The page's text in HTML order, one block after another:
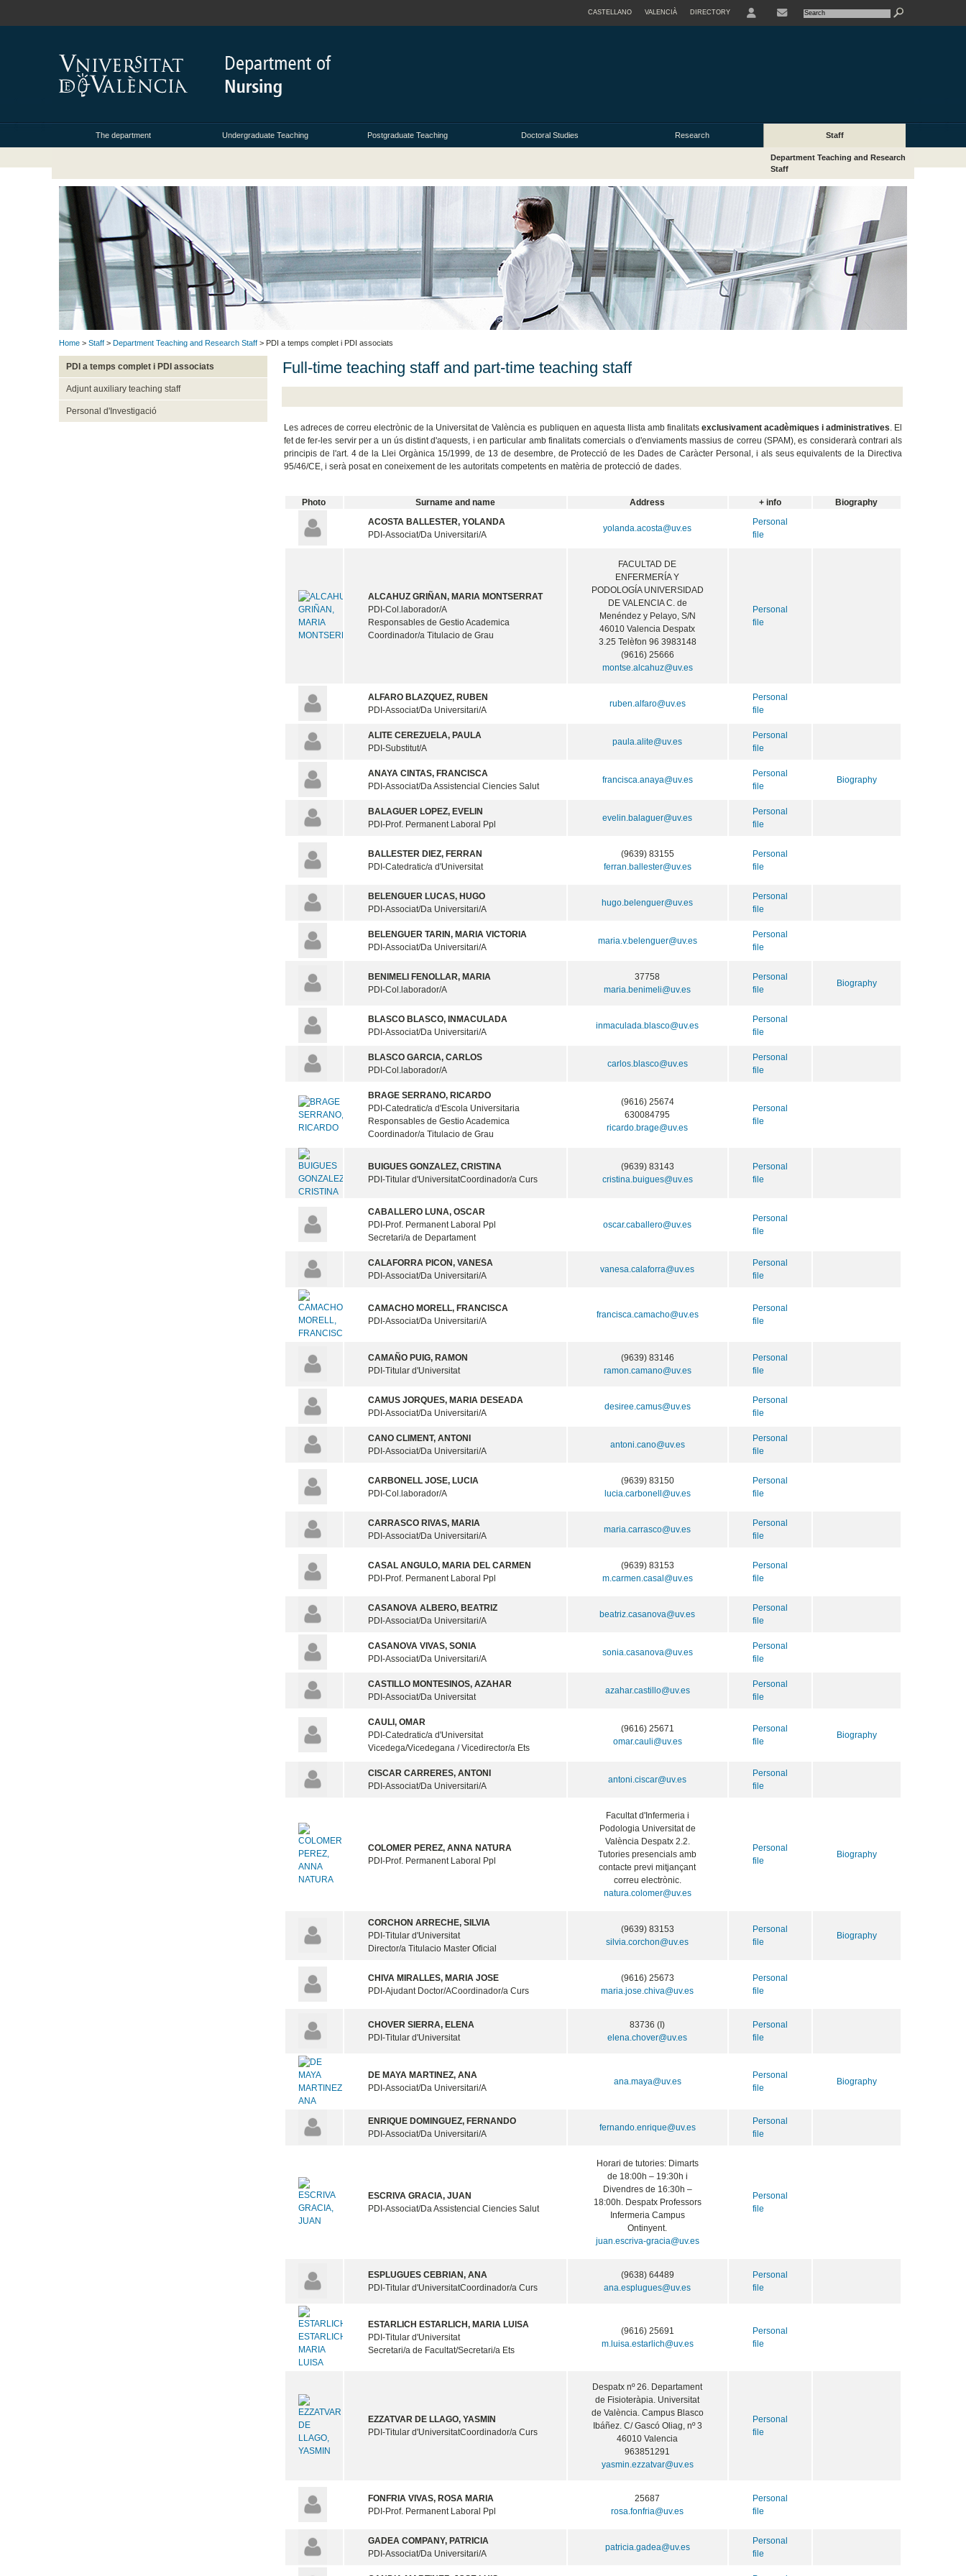
CASTELLANO VALENCIÀ DIRECTORY
The department Undergraduate Teaching Postgraduate Teaching Doctoral Studies Research Staff
Department Teaching and Research
Staff
Home > Staff > Department Teaching and Research Staff > PDI a temps complet i PDI associats
PDI a temps complet i PDI associats
Adjunt auxiliary teaching staff
Personal d'Investigació
Full-time teaching staff and part-time teaching staff
Les adreces de correu electrònic de la Universitat de València es publiquen en aquesta llista amb finalitatsexclusivament acadèmiques i administratives . El
fet de fer-les servir per a un ús distint d'aquests, i en particular amb finalitats comercials o d'enviaments massius de correu (SPAM), es considerarà contrari als
principis de l'art. 4 de la Llei Orgànica 15/1999, de 13 de desembre, de Protecció de les Dades de Caràcter Personal, i als seus equivalents de la Directiva
95/46/CE, i serà posat en coneixement de les autoritats competents en matèria de protecció de dades.
Photo Surname and name Address + info
Biography
ACOSTA BALLESTER, YOLANDA
PDI-Associat/Da Universitari/A
yolanda.acosta@uv.es
Personal
file
ALCAHUZ GRIÑAN, MARIA MONTSERRAT
PDI-Col.laborador/A
Responsables de Gestio Academica
Coordinador/a Titulacio de Grau
FACULTAD DE
ENFERMERÍA Y
PODOLOGÍA UNIVERSIDAD
DE VALENCIA C. de
Menéndez y Pelayo, S/N
46010 Valencia Despatx
3.25 Telèfon 96 3983148
(9616) 25666
montse.alcahuz@uv.es
Personal
file
ALFARO BLAZQUEZ, RUBEN
PDI-Associat/Da Universitari/A
ruben.alfaro@uv.es
Personal
file
ALITE CEREZUELA, PAULA
PDI-Substitut/A
paula.alite@uv.es
Personal
file
ANAYA CINTAS, FRANCISCA
PDI-Associat/Da Assistencial Ciencies Salut
francisca.anaya@uv.es
Personal
file
Biography
BALAGUER LOPEZ, EVELIN
PDI-Prof. Permanent Laboral Ppl
evelin.balaguer@uv.es
Personal
file
BALLESTER DIEZ, FERRAN
PDI-Catedratic/a d'Universitat
(9639) 83155
ferran.ballester@uv.es
Personal
file
BELENGUER LUCAS, HUGO
PDI-Associat/Da Universitari/A
hugo.belenguer@uv.es
Personal
file
BELENGUER TARIN, MARIA VICTORIA
PDI-Associat/Da Universitari/A
maria.v.belenguer@uv.es
Personal
file
BENIMELI FENOLLAR, MARIA
PDI-Col.laborador/A
37758
maria.benimeli@uv.es
Personal
file
Biography
BLASCO BLASCO, INMACULADA
PDI-Associat/Da Universitari/A
inmaculada.blasco@uv.es
Personal
file
BLASCO GARCIA, CARLOS
PDI-Col.laborador/A
carlos.blasco@uv.es
Personal
file
BRAGE SERRANO, RICARDO
PDI-Catedratic/a d'Escola Universitaria
Responsables de Gestio Academica
Coordinador/a Titulacio de Grau
(9616) 25674
630084795
ricardo.brage@uv.es
Personal
file
BUIGUES GONZALEZ, CRISTINA
PDI-Titular d'UniversitatCoordinador/a Curs
(9639) 83143
cristina.buigues@uv.es
Personal
file
CABALLERO LUNA, OSCAR
PDI-Prof. Permanent Laboral Ppl
Secretari/a de Departament
oscar.caballero@uv.es
Personal
file
CALAFORRA PICON, VANESA
PDI-Associat/Da Universitari/A
vanesa.calaforra@uv.es
Personal
file
CAMACHO MORELL, FRANCISCA
PDI-Associat/Da Universitari/A
francisca.camacho@uv.es
Personal
file
CAMAÑO PUIG, RAMON
PDI-Titular d'Universitat
(9639) 83146
ramon.camano@uv.es
Personal
file
CAMUS JORQUES, MARIA DESEADA
PDI-Associat/Da Universitari/A
desiree.camus@uv.es
Personal
file
CANO CLIMENT, ANTONI
PDI-Associat/Da Universitari/A
antoni.cano@uv.es
Personal
file
CARBONELL JOSE, LUCIA
PDI-Col.laborador/A
(9639) 83150
lucia.carbonell@uv.es
Personal
file
CARRASCO RIVAS, MARIA
PDI-Associat/Da Universitari/A
maria.carrasco@uv.es
Personal
file
CASAL ANGULO, MARIA DEL CARMEN
PDI-Prof. Permanent Laboral Ppl
(9639) 83153
m.carmen.casal@uv.es
Personal
file
CASANOVA ALBERO, BEATRIZ
PDI-Associat/Da Universitari/A
beatriz.casanova@uv.es
Personal
file
CASANOVA VIVAS, SONIA
PDI-Associat/Da Universitari/A
sonia.casanova@uv.es
Personal
file
CASTILLO MONTESINOS, AZAHAR
PDI-Associat/Da Universitat
azahar.castillo@uv.es
Personal
file
CAULI, OMAR
PDI-Catedratic/a d'Universitat
Vicedega/Vicedegana / Vicedirector/a Ets
(9616) 25671
omar.cauli@uv.es
Personal
file
Biography
CISCAR CARRERES, ANTONI
PDI-Associat/Da Universitari/A
antoni.ciscar@uv.es
Personal
file
COLOMER PEREZ, ANNA NATURA
PDI-Prof. Permanent Laboral Ppl
Facultat d'Infermeria i
Podologia Universitat de
València Despatx 2.2.
Tutories presencials amb
contacte previ mitjançant
correu electrònic.
natura.colomer@uv.es
Personal
file
Biography
CORCHON ARRECHE, SILVIA
PDI-Titular d'Universitat
Director/a Titulacio Master Oficial
(9639) 83153
silvia.corchon@uv.es
Personal
file
Biography
CHIVA MIRALLES, MARIA JOSE
PDI-Ajudant Doctor/ACoordinador/a Curs
(9616) 25673
maria.jose.chiva@uv.es
Personal
file
CHOVER SIERRA, ELENA
PDI-Titular d'Universitat
83736 (I)
elena.chover@uv.es
Personal
file
DE MAYA MARTINEZ, ANA
PDI-Associat/Da Universitari/A
ana.maya@uv.es
Personal
file
Biography
ENRIQUE DOMINGUEZ, FERNANDO
PDI-Associat/Da Universitari/A
fernando.enrique@uv.es
Personal
file
ESCRIVA GRACIA, JUAN
PDI-Associat/Da Assistencial Ciencies Salut
Horari de tutories: Dimarts
de 18:00h – 19:30h i
Divendres de 16:30h –
18:00h. Despatx Professors
Infermeria Campus
Ontinyent.
juan.escriva-gracia@uv.es
Personal
file
ESPLUGUES CEBRIAN, ANA
PDI-Titular d'UniversitatCoordinador/a Curs
(9638) 64489
ana.esplugues@uv.es
Personal
file
ESTARLICH ESTARLICH, MARIA LUISA
PDI-Titular d'Universitat
Secretari/a de Facultat/Secretari/a Ets
(9616) 25691
m.luisa.estarlich@uv.es
Personal
file
EZZATVAR DE LLAGO, YASMIN
PDI-Titular d'UniversitatCoordinador/a Curs
Despatx nº 26. Departament
de Fisioteràpia. Universitat
de València. Campus Blasco
Ibáñez. C/ Gascó Oliag, nº 3
46010 Valencia
963851291
yasmin.ezzatvar@uv.es
Personal
file
FONFRIA VIVAS, ROSA MARIA
PDI-Prof. Permanent Laboral Ppl
25687
rosa.fonfria@uv.es
Personal
file
GADEA COMPANY, PATRICIA
PDI-Associat/Da Universitari/A
patricia.gadea@uv.es
Personal
file